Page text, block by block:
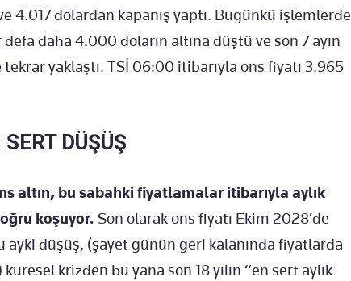
4.017 dolardan kapanış yaptı. Bugünkü işlemlerde
daha 4.000 doların altına düştü ve son 7 ayın
yaklaştı. TSİ 06:00 itibarıyla ons fiyatı 3.965
DÜŞÜŞ
altın, bu sabahki fiyatlamalar itibarıyla aylık
koşuyor. Son olarak ons fiyatı Ekim 2028’de
ayki düşüş, (şayet günün geri kalanında fiyatlarda
krizden bu yana son 18 yılın “en sert aylık